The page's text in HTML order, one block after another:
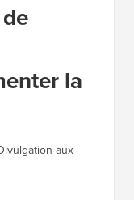
la
aux